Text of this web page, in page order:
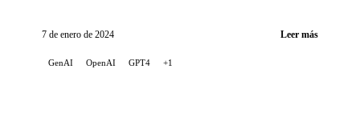
OpenAI.
7 de enero de 2024 Leer más
GenAI OpenAI GPT4 +1